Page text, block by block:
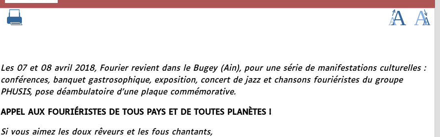
Les 07 et 08 avril 2018, Fourier revient dans le Bugey (Ain), pour une série de manifestations culturelles :
conférences, banquet gastrosophique, exposition, concert de jazz et chansons fouriéristes du groupe
PHUSIS, pose déambulatoire d’une plaque commémorative.
APPEL AUX FOURIÉRISTES DE TOUS PAYS ET DE TOUTES PLANÈTES !
Si vous aimez les doux rêveurs et les fous chantants,